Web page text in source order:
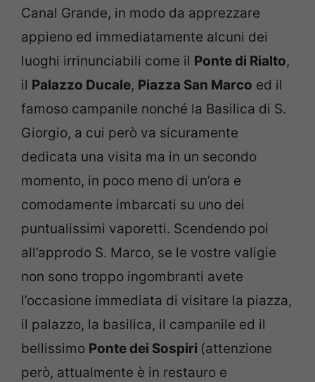
Canal Grande, in modo da apprezzare
appieno ed immediatamente alcuni dei
luoghi irrinunciabili come il Ponte di Rialto,
il Palazzo Ducale, Piazza San Marco ed il
famoso campanile nonché la Basilica di S.
Giorgio, a cui però va sicuramente
dedicata una visita ma in un secondo
momento, in poco meno di un’ora e
comodamente imbarcati su uno dei
puntualissimi vaporetti. Scendendo poi
all’approdo S. Marco, se le vostre valigie
non sono troppo ingombranti avete
l’occasione immediata di visitare la piazza,
il palazzo, la basilica, il campanile ed il
bellissimo Ponte dei Sospiri (attenzione
però, attualmente è in restauro e